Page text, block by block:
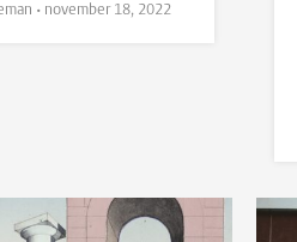
Louke Nieman • november 18, 2022